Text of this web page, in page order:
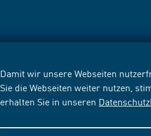
Damit wir unsere Webseiten
Sie die Webseiten weiter nutzen,
erhalten Sie in unseren